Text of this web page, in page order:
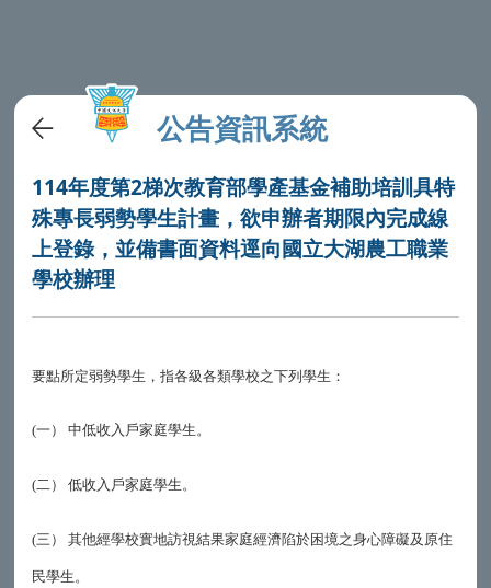
公告資訊系統
114年度第2梯次教育部學產基金補助培訓具特
殊專長弱勢學生計畫，欲申辦者期限內完成線
上登錄，並備書面資料逕向國立大湖農工職業
學校辦理
要點所定弱勢學生，指各級各類學校之下列學生：
(一） 中低收入戶家庭學生。
(二） 低收入戶家庭學生。
(三）
其他經學校實地訪視結果家庭經濟陷於困境之身心障礙及原住
民學生。